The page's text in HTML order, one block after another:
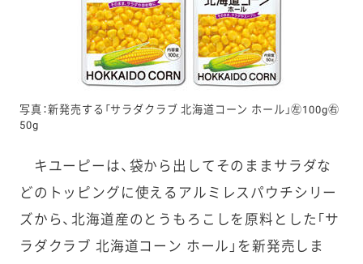
写真：新発売する「サラダクラブ 北海道コーン ホール」㊧100g㊨
50g
キユーピーは、袋から出してそのままサラダな
どのトッピングに使えるアルミレスパウチシリー
ズから、北海道産のとうもろこしを原料とした「サ
ラダクラブ 北海道コーン ホール」を新発売しま